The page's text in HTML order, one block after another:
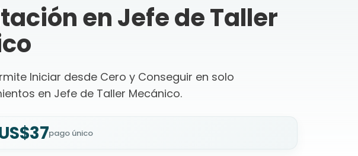
en Jefe de Taller
Iniciar desde Cero y Conseguir en solo
en Jefe de Taller Mecánico.
pago único